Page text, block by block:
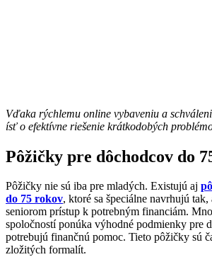
Vďaka rýchlemu online vybaveniu a
ísť o efektívne riešenie krátkodobých
Pôžičky pre dôchodcov do
Pôžičky nie sú iba pre mladých. Existujú aj
do 75 rokov, ktoré sa špeciálne navrhujú
seniorom prístup k potrebným financiám.
spoločností ponúka výhodné podmienky pre
potrebujú finančnú pomoc. Tieto pôžičky sú
zložitých formalít.